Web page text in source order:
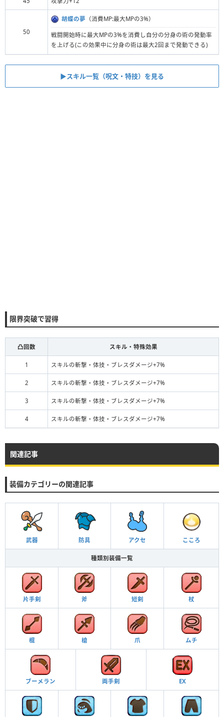
50
胡蝶の夢 （消費MP:最大MPの3%）
戦闘開始時に最大MPの3%を消費し自分の分身の術の発動率
を上げる(この効果中に分身の術は最大2回まで発動できる)
▶︎スキル一覧（呪文・特技）を見る
限界突破で習得
凸回数 スキル・特殊効果
1 スキルの斬撃・体技・ブレスダメージ+7%
2 スキルの斬撃・体技・ブレスダメージ+7%
3 スキルの斬撃・体技・ブレスダメージ+7%
4 スキルの斬撃・体技・ブレスダメージ+7%
関連記事
装備カテゴリーの関連記事
武器 防具 アクセ こころ
種類別装備一覧
片手剣 斧 短剣 杖
棍 槍 爪 ムチ
ブーメラン 両手剣 EX